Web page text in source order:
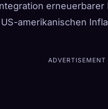
amerikanischen
ADVERTISEMENT